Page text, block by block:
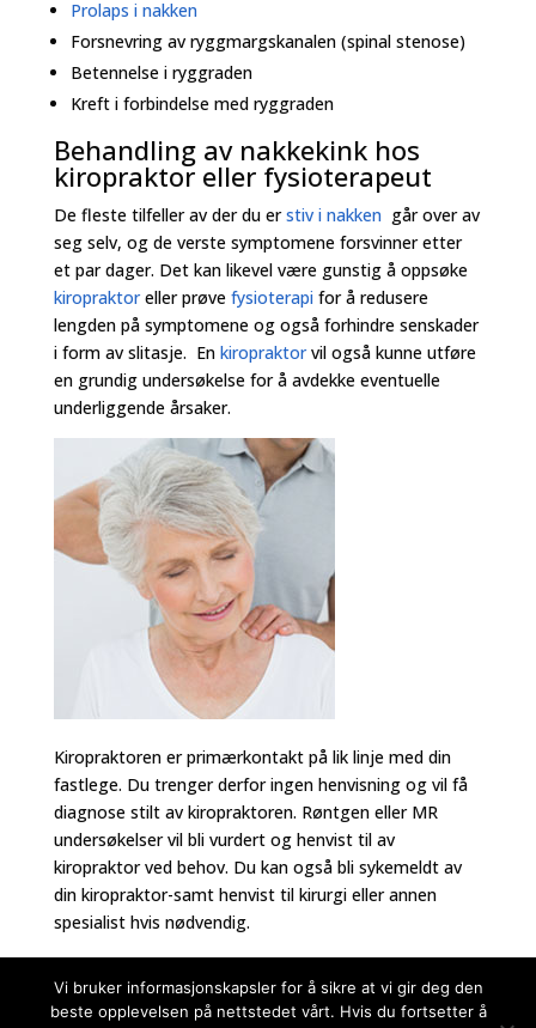
Prolaps i nakken
Forsnevring av ryggmargskanalen (spinal stenose)
Betennelse i ryggraden
Kreft i forbindelse med ryggraden
Behandling av nakkekink hos
kiropraktor eller fysioterapeut
De fleste tilfeller av der du erstiv i nakkengår over av
seg selv, og de verste symptomene forsvinner etter
et par dager. Det kan likevel være gunstig å oppsøke
kiropraktoreller prøve fysioterapifor å redusere
lengden på symptomene og også forhindre senskader
i form av slitasje. En kiropraktorvil også kunne utføre
en grundig undersøkelse for å avdekke eventuelle
underliggende årsaker.
Kiropraktoren er primærkontakt på lik linje med din
fastlege. Du trenger derfor ingen henvisning og vil få
diagnose stilt av kiropraktoren. Røntgen eller MR
undersøkelser vil bli vurdert og henvist til av
kiropraktor ved behov. Du kan også bli sykemeldt av
din kiropraktor-samt henvist til kirurgi eller annen
spesialist hvis nødvendig.
Vi bruker informasjonskapsler for å sikre at vi gir deg den
beste opplevelsen på nettstedet vårt. Hvis du fortsetter å